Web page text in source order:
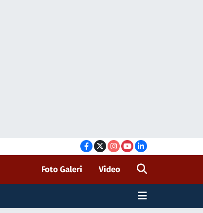
Foto Galeri Video